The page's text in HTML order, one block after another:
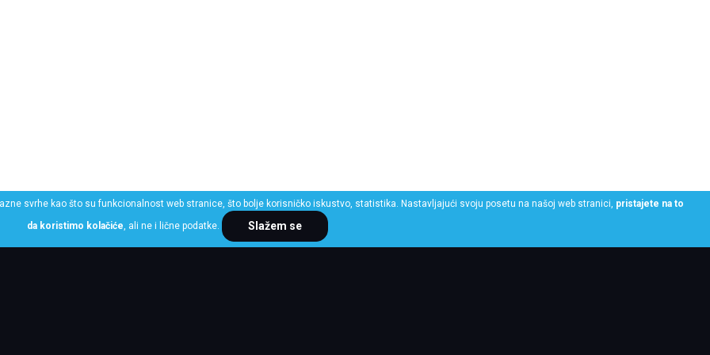
svrhe kao što su funkcionalnost web stranice, što bolje korisničko iskustvo, statistika. Nastavljajući svoju posetu na našoj web stranici, pristajete na to
da koristimo kolačiće , ali ne i lične podatke. Slažem se